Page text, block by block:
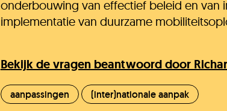
onderbouwing van effectief beleid en van
implementatie van duurzame
Bekijk de vragen beantwoord door
aanpassingen (inter)nationale aanpak